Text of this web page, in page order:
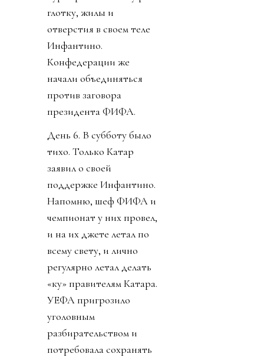
глотку, жилы и
отверстия в своем теле
Инфантино.
Конфедерации же
начали объединяться
против заговора
президента ФИФА.
День 6. В субботу было
тихо. Только Катар
заявил о своей
поддержке Инфантино.
Напомню, шеф ФИФА и
чемпионат у них провел,
и на их джете летал по
всему свету, и лично
регулярно летал делать
«ку» правителям Катара.
УЕФА пригрозило
уголовным
разбирательством и
потребовала сохранять